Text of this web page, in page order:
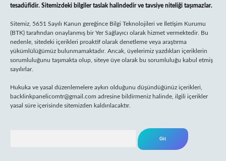
tesadüfidir. Sitemizdeki bilgiler taslak halindedir ve tavsiye niteliği taşımazlar.
Sitemiz, 5651 Sayılı Kanun gereğince Bilgi Teknolojileri ve İletişim Kurumu
(BTK) tarafından onaylanmış bir Yer Sağlayıcı olarak hizmet vermektedir. Bu
nedenle, sitedeki içerikleri proaktif olarak denetleme veya araştırma
yükümlülüğümüz bulunmamaktadır. Ancak, üyelerimiz yazdıkları içeriklerin
sorumluluğunu taşımakta olup, siteye üye olarak bu sorumluluğu kabul etmiş
sayılırlar.
Hukuka ve yasal düzenlemelere aykırı olduğunu düşündüğünüz içerikleri,
backlinkpanelicomtr@gmail.com adresine bildirmeniz halinde, ilgili içerikler
yasal süre içerisinde sitemizden kaldırılacaktır.